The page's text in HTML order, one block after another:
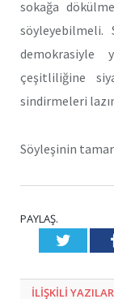
sokağa
söyleyebilmeli.
demokrasiyle
çeşitliliğine
sindirmeleri
Söyleşinin
PAYLAŞ.
ILIŞKILI YAZILAR